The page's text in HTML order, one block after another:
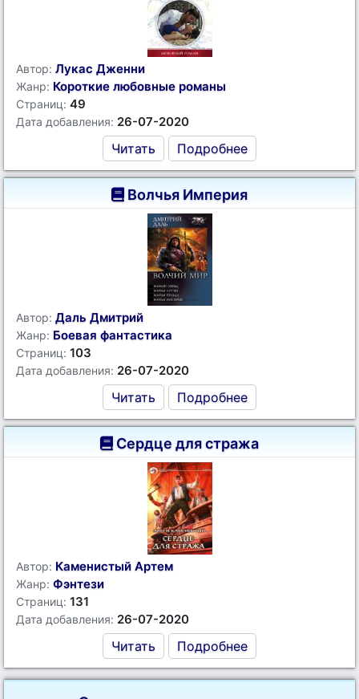
Автор: Лукас Дженни
Жанр: Короткие любовные романы
Страниц: 49
Дата добавления: 26-07-2020
Читать Подробнее
Волчья Империя
Автор: Даль Дмитрий
Жанр: Боевая фантастика
Страниц: 103
Дата добавления: 26-07-2020
Читать Подробнее
Сердце для стража
Автор: Каменистый Артем
Жанр: Фэнтези
Страниц: 131
Дата добавления: 26-07-2020
Читать Подробнее